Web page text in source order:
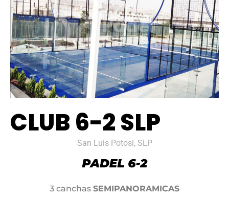
CLUB 6-2 SLP
San Luis Potosi, SLP
3 canchas SEMIPANORAMICAS